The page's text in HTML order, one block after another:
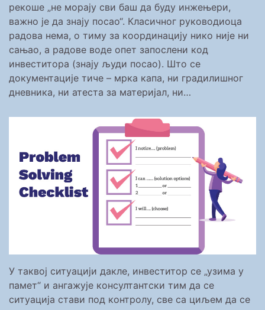
рекоше „не морају сви баш да буду инжењери,
важно је да знају посао“. Класичног руководиоца
радова нема, о тиму за координацију нико није ни
сањао, а радове воде опет запослени код
инвеститора (знају људи посао). Што се
документације тиче – мрка капа, ни градилишног
дневника, ни атеста за материјал, ни…
У таквој ситуацији дакле, инвеститор се „узима у
памет“ и ангажује консултантски тим да се
ситуација стави под контролу, све са циљем да се